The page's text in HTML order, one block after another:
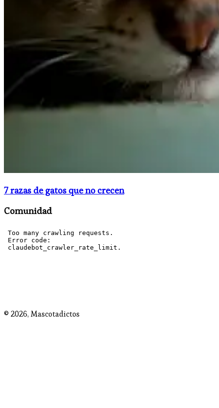
7 razas de gatos que no crecen
Comunidad
© 2026, Mascotadictos